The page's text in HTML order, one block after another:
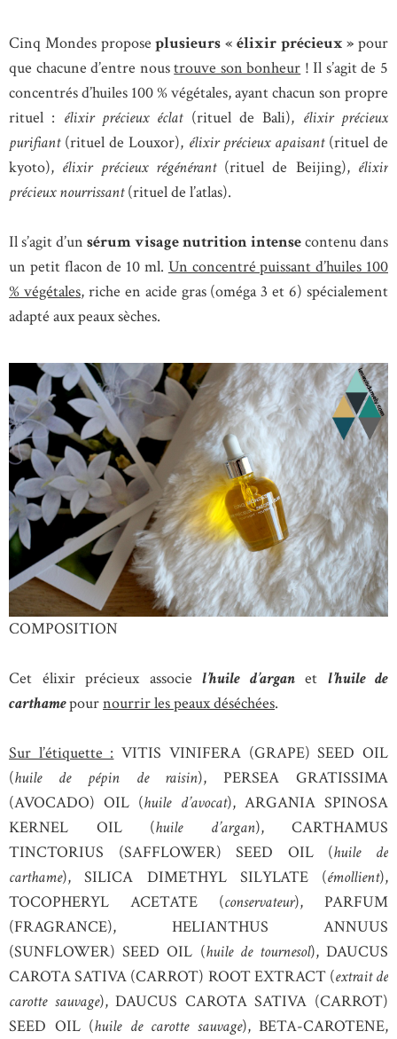
Cinq Mondes proposeplusieurs « élixir précieux » pour
que chacune d’entre noustrouve son bonheur ! Il s’agit de 5
concentrés d’huiles 100 % végétales, ayant chacun son propre
rituel : élixir précieux éclat(rituel de Bali), élixir précieux
purifiant(rituel de Louxor), élixir précieux apaisant(rituel de
kyoto), élixir précieux régénérant(rituel de Beijing), élixir
précieux nourrissant(rituel de l’atlas).
Il s’agit d’un sérum visage nutrition intensecontenu dans
un petit flacon de 10 ml. Un concentré puissant d’huiles 100
% végétales, riche en acide gras (oméga 3 et 6) spécialement
adapté aux peaux sèches.
COMPOSITION
Cet élixir précieux associe l’huile d’arganet l’huile de
carthamepournourrir les peaux déséchées.
Sur l’étiquette : VITIS VINIFERA (GRAPE) SEED OIL
(huile de pépin de raisin), PERSEA GRATISSIMA
(AVOCADO) OIL (huile d’avocat), ARGANIA SPINOSA
KERNEL OIL (huile d’argan), CARTHAMUS
TINCTORIUS (SAFFLOWER) SEED OIL (huile de
carthame), SILICA DIMETHYL SILYLATE (émollient),
TOCOPHERYL ACETATE (conservateur), PARFUM
(FRAGRANCE), HELIANTHUS ANNUUS
(SUNFLOWER) SEED OIL (huile de tournesol), DAUCUS
CAROTA SATIVA (CARROT) ROOT EXTRACT (extrait de
carotte sauvage), DAUCUS CAROTA SATIVA (CARROT)
SEED OIL (huile de carotte sauvage), BETA-CAROTENE,